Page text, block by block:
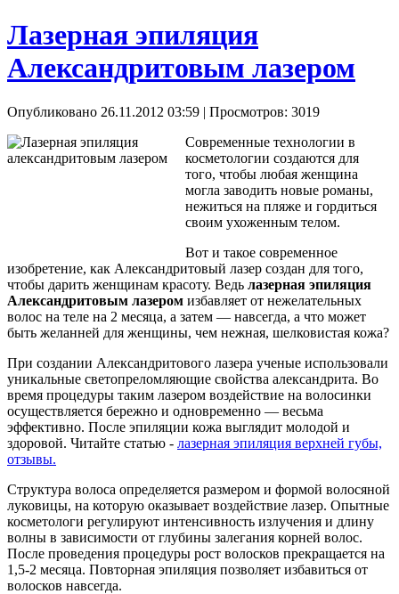
Лазерная эпиляция
Александритовым лазером
Опубликовано 26.11.2012 03:59 | Просмотров: 3019
Современные технологии в
косметологии создаются для
того, чтобы любая женщина
могла заводить новые романы,
нежиться на пляже и гордиться
своим ухоженным телом.
Вот и такое современное
изобретение, как Александритовый лазер создан для того,
чтобы дарить женщинам красоту. Ведь лазерная эпиляция
Александритовым лазером избавляет от нежелательных
волос на теле на 2 месяца, а затем — навсегда, а что может
быть желанней для женщины, чем нежная, шелковистая кожа?
При создании Александритового лазера ученые использовали
уникальные светопреломляющие свойства александрита. Во
время процедуры таким лазером воздействие на волосинки
осуществляется бережно и одновременно — весьма
эффективно. После эпиляции кожа выглядит молодой и
здоровой. Читайте статью - лазерная эпиляция верхней губы,
отзывы.
Структура волоса определяется размером и формой волосяной
луковицы, на которую оказывает воздействие лазер. Опытные
косметологи регулируют интенсивность излучения и длину
волны в зависимости от глубины залегания корней волос.
После проведения процедуры рост волосков прекращается на
1,5-2 месяца. Повторная эпиляция позволяет избавиться от
волосков навсегда.